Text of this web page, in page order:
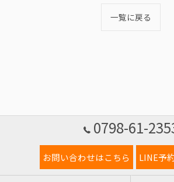
一覧に戻る
0798-61-
お問い合わせはこちら LINE予